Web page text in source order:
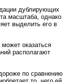
дублирующих
масштаба, однако
выделить его в
оказаться
располагают
по сравнению